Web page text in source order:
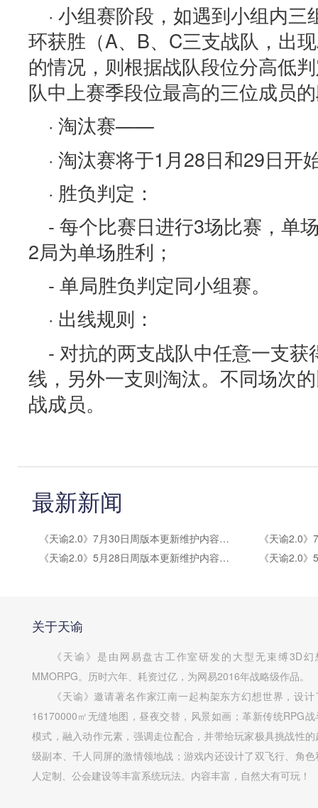
· 小组赛阶段，如遇到小组内
环获胜（A、B、C三支战队，出
的情况，则根据战队段位分高低
队中上赛季段位最高的三位成员
· 淘汰赛——
· 淘汰赛将于1月28日和29日开
· 胜负判定：
- 每个比赛日进行3场比赛，单
2局为单场胜利；
- 单局胜负判定同小组赛。
· 出线规则：
- 对抗的两支战队中任意一支
线，另外一支则淘汰。不同场次
战成员。
最新新闻
《天谕2.0》7月30日周版本更新维护内容公告
《天谕2.0》5月28日周版本更新维护内容公告
关于天谕
《天谕》是由网易盘古工作室研发的大型无束缚3D幻
MMORPG。历时六年、耗资过亿，为网易2016年战略级作品。
《天谕》邀请著名作家江南一起构架东方幻想世界，设计
16170000㎡无缝地图，昼夜交替，风景如画；革新传统RPG战
模式，融入动作元素，强调走位配合，并带给玩家极具挑战性的
级副本、千人同屏的激情领地战；游戏内还设计了双飞行、角色
人定制、公会建设等丰富系统玩法。内容丰富，自然大有可玩！